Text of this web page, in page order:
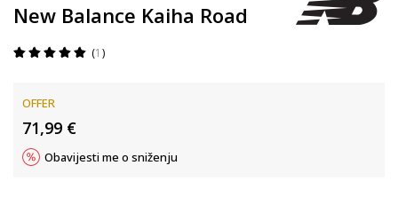
New Balance Kaiha Road
1
OFFER
71,99 €
Obavijesti me o sniženju